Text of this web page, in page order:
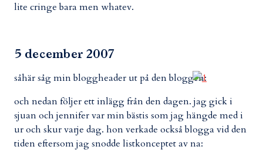
lite cringe bara men whatev.
5 december 2007
såhär såg min bloggheader ut på den bloggen:
och nedan följer ett inlägg från den dagen. jag gick i
sjuan och jennifer var min bästis som jag hängde med i
ur och skur varje dag. hon verkade också blogga vid den
tiden eftersom jag snodde listkonceptet av na: